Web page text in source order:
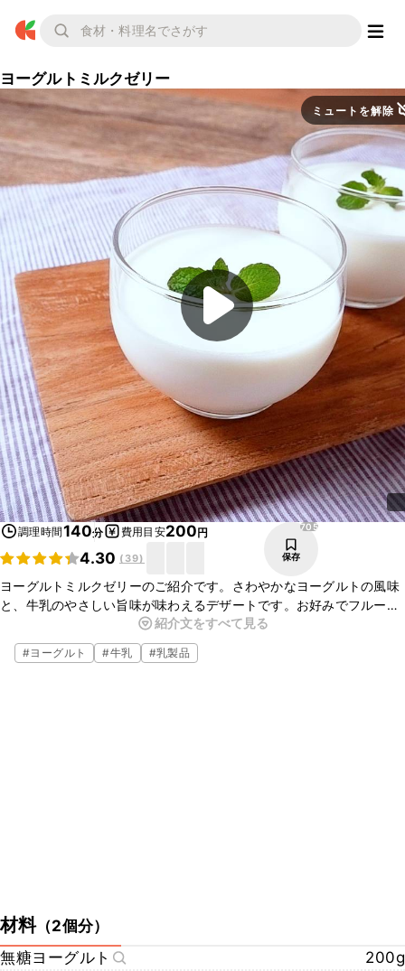
ヨーグルトミルクゼリー
ミュートを解除
調理時間140分 費用目安200円
4.30 ( 39)
705
保存
ヨーグルトミルクゼリーのご紹介です。さわやかなヨーグルトの風味
と、牛乳のやさしい旨味が味わえるデザートです。お好みでフルーツ
をトッピングすると、さらに華やかな仕上がりになりますよ。
紹介文をすべて見る
#ヨーグルト #牛乳 #乳製品
材料（2個分）
無糖ヨーグルト
200g